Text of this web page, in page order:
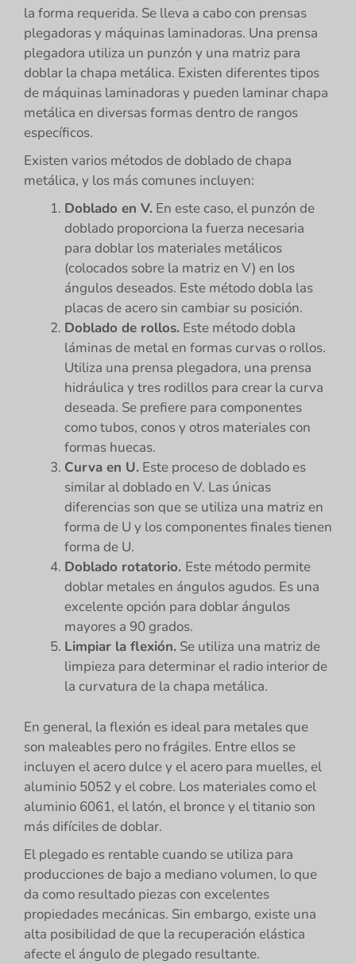
la forma requerida. Se lleva a cabo con prensas
plegadoras y máquinas laminadoras. Una prensa
plegadora utiliza un punzón y una matriz para
doblar la chapa metálica. Existen diferentes tipos
de máquinas laminadoras y pueden laminar chapa
metálica en diversas formas dentro de rangos
específicos.
Existen varios métodos de doblado de chapa
metálica, y los más comunes incluyen:
Doblado en V. En este caso, el punzón de
doblado proporciona la fuerza necesaria
para doblar los materiales metálicos
(colocados sobre la matriz en V) en los
ángulos deseados. Este método dobla las
placas de acero sin cambiar su posición.
Doblado de rollos. Este método dobla
láminas de metal en formas curvas o rollos.
Utiliza una prensa plegadora, una prensa
hidráulica y tres rodillos para crear la curva
deseada. Se prefiere para componentes
como tubos, conos y otros materiales con
formas huecas.
Curva en U. Este proceso de doblado es
similar al doblado en V. Las únicas
diferencias son que se utiliza una matriz en
forma de U y los componentes finales tienen
forma de U.
Doblado rotatorio. Este método permite
doblar metales en ángulos agudos. Es una
excelente opción para doblar ángulos
mayores a 90 grados.
Limpiar la flexión. Se utiliza una matriz de
limpieza para determinar el radio interior de
la curvatura de la chapa metálica.
En general, la flexión es ideal para metales que
son maleables pero no frágiles. Entre ellos se
incluyen el acero dulce y el acero para muelles, el
aluminio 5052 y el cobre. Los materiales como el
aluminio 6061, el latón, el bronce y el titanio son
más difíciles de doblar.
El plegado es rentable cuando se utiliza para
producciones de bajo a mediano volumen, lo que
da como resultado piezas con excelentes
propiedades mecánicas. Sin embargo, existe una
alta posibilidad de que la recuperación elástica
afecte el ángulo de plegado resultante.